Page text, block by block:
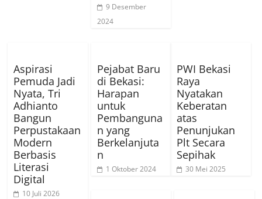
9 Desember
2024
Aspirasi
Pemuda Jadi
Nyata, Tri
Adhianto
Bangun
Perpustakaan
Modern
Berbasis
Literasi
Digital
10 Juli 2026
Pejabat Baru
di Bekasi:
Harapan
untuk
Pembanguna
n yang
Berkelanjuta
n
1 Oktober 2024
PWI Bekasi
Raya
Nyatakan
Keberatan
atas
Penunjukan
Plt Secara
Sepihak
30 Mei 2025